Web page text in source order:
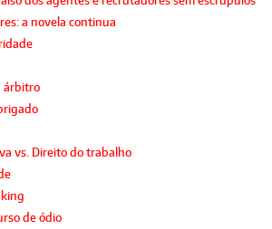
a novela continua
árbitro
vs. Direito do trabalho
de ódio